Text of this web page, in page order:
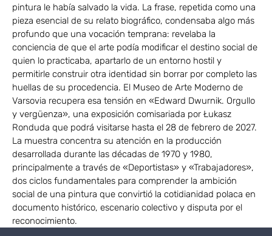
pintura le había salvado la vida. La frase, repetida como una
pieza esencial de su relato biográfico, condensaba algo más
profundo que una vocación temprana: revelaba la
conciencia de que el arte podía modificar el destino social de
quien lo practicaba, apartarlo de un entorno hostil y
permitirle construir otra identidad sin borrar por completo las
huellas de su procedencia. El Museo de Arte Moderno de
Varsovia recupera esa tensión en «Edward Dwurnik. Orgullo
y vergüenza», una exposición comisariada por Łukasz
Ronduda que podrá visitarse hasta el 28 de febrero de 2027.
La muestra concentra su atención en la producción
desarrollada durante las décadas de 1970 y 1980,
principalmente a través de «Deportistas» y «Trabajadores»,
dos ciclos fundamentales para comprender la ambición
social de una pintura que convirtió la cotidianidad polaca en
documento histórico, escenario colectivo y disputa por el
reconocimiento.